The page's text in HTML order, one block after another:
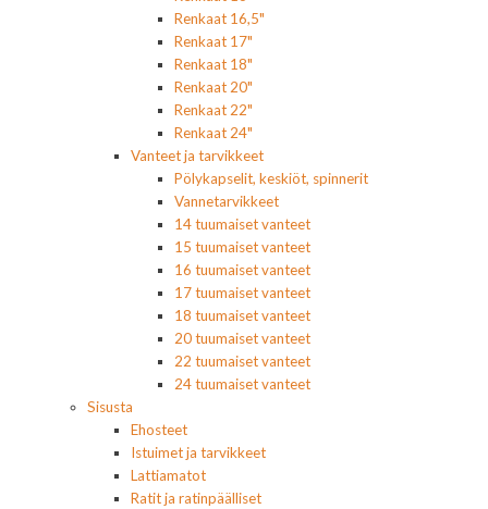
Renkaat 16,5"
Renkaat 17"
Renkaat 18"
Renkaat 20"
Renkaat 22"
Renkaat 24"
Vanteet ja tarvikkeet
Pölykapselit, keskiöt, spinnerit
Vannetarvikkeet
14 tuumaiset vanteet
15 tuumaiset vanteet
16 tuumaiset vanteet
17 tuumaiset vanteet
18 tuumaiset vanteet
20 tuumaiset vanteet
22 tuumaiset vanteet
24 tuumaiset vanteet
Sisusta
Ehosteet
Istuimet ja tarvikkeet
Lattiamatot
Ratit ja ratinpäälliset